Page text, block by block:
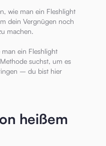
wie man ein Fleshlight
dein Vergnügen noch
machen.
ein Fleshlight
suchst, um es
– du bist hier
heißem